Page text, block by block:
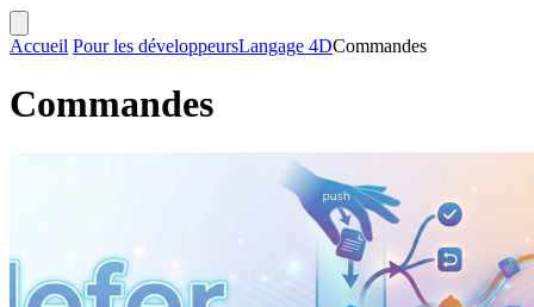
Accueil Pour les développeursLangage 4DCommandes
Commandes